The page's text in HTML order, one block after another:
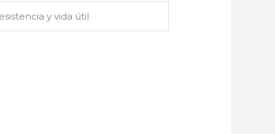
y vida útil